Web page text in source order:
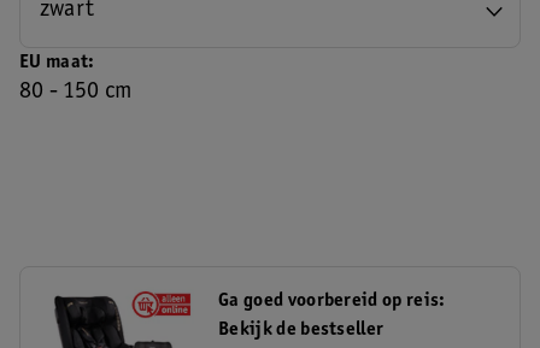
EU maat
80 - 150 cm
zwart
Ga goed voorbereid op reis:
Bekijk de bestseller